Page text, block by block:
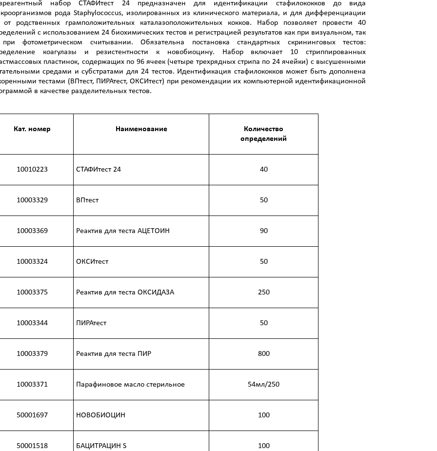
набор СТАФИтест 24 предназначен для идентификации стафилококков до вида
рода Staphylococcus, изолированных из клинического материала, и для дифференциации
от родственных грамположительных каталазоположительных кокков. Набор позволяет провести 40
с использованием 24 биохимических тестов и регистрацией результатов как при визуальном, так
фотометрическом считывании. Обязательна постановка стандартных скрининговых тестов:
коагулазы и резистентности к новобиоцину. Набор включает 10 стриппированных
пластинок, содержащих по 96 ячеек (четыре трехрядных стрипа по 24 ячейки) с высушенными
средами и субстратами для 24 тестов. Идентификация стафилококков может быть дополнена
тестами (ВПтест, ПИРАтест, ОКСИтест) при рекомендации их компьютерной идентификационной
в качестве разделительных тестов.
Кат. номер Наименование
Количество
определений
10010223 СТАФИтест 24 40
10003329 ВПтест 50
10003369 Реактив для теста АЦЕТОИН 90
10003324 ОКСИтест 50
10003375 Реактив для теста ОКСИДАЗА 250
10003344 ПИРАтест 50
10003379 Реактив для теста ПИР 800
10003371 Парафиновое масло стерильное 54мл/250
50001697 НОВОБИОЦИН 100
50001518 БАЦИТРАЦИН S 100